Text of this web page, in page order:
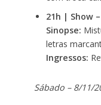
21h | Show
Sinopse:
letras
Ingressos:
Sábado – 8/11/